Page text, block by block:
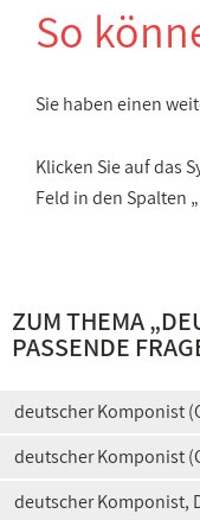
So
Sie haben einen
Klicken Sie auf das
Feld in den Spalten
ZUM THEMA „
PASSENDE
deutscher Komponist
deutscher Komponist
deutscher Komponist,